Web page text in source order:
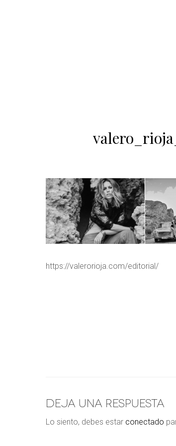
https://valerorioja.com/editorial/
Deja una respuesta
Lo siento, debes estar conectado